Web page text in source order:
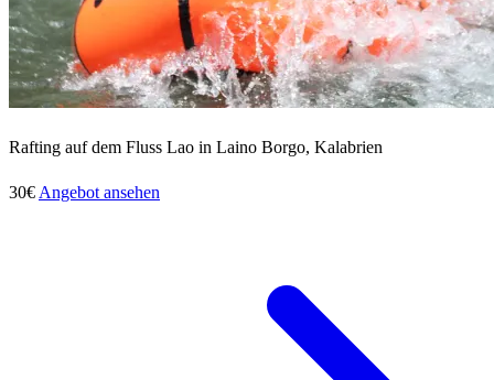
Rafting auf dem Fluss Lao in Laino Borgo, Kalabrien
30€ Angebot ansehen